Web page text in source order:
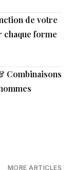
de votre
forme
Combinaisons
MORE ARTICLES